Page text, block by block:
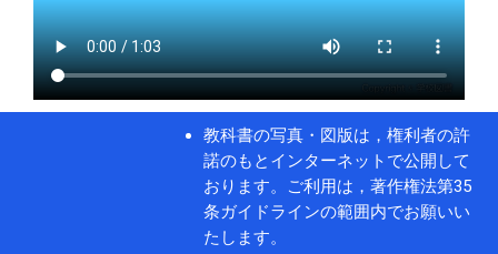
教科書の写真・図版は，権利者の許
諾のもとインターネットで公開して
おります。ご利用は，著作権法第35
条ガイドラインの範囲内でお願いい
たします。